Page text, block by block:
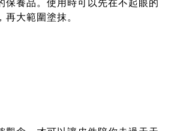
保養品。使用時可以先在不起眼的
大範圍塗抹。